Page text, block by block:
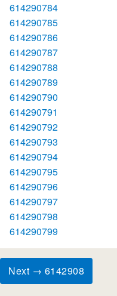
614290784
614290785
614290786
614290787
614290788
614290789
614290790
614290791
614290792
614290793
614290794
614290795
614290796
614290797
614290798
614290799
Next → 6142908